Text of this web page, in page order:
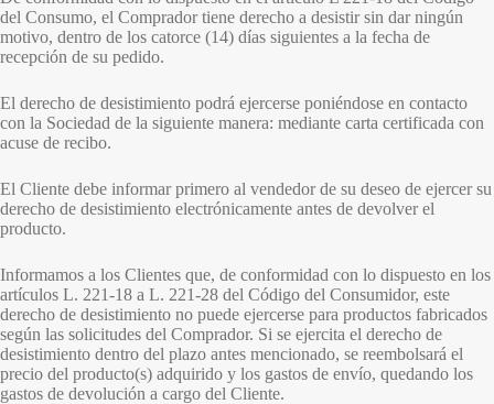
del Consumo, el Comprador tiene derecho a desistir sin dar ningún
motivo, dentro de los catorce (14) días siguientes a la fecha de
recepción de su pedido.
El derecho de desistimiento podrá ejercerse poniéndose en contacto
con la Sociedad de la siguiente manera: mediante carta certificada con
acuse de recibo.
El Cliente debe informar primero al vendedor de su deseo de ejercer su
derecho de desistimiento electrónicamente antes de devolver el
producto.
Informamos a los Clientes que, de conformidad con lo dispuesto en los
artículos L. 221-18 a L. 221-28 del Código del Consumidor, este
derecho de desistimiento no puede ejercerse para productos fabricados
según las solicitudes del Comprador. Si se ejercita el derecho de
desistimiento dentro del plazo antes mencionado, se reembolsará el
precio del producto(s) adquirido y los gastos de envío, quedando los
gastos de devolución a cargo del Cliente.